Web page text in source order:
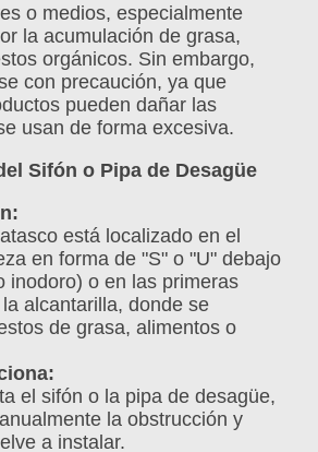
o medios, especialmente
la acumulación de grasa,
orgánicos. Sin embargo,
con precaución, ya que
pueden dañar las
usan de forma excesiva.
Sifón o Pipa de Desagüe
está localizado en el
en forma de "S" o "U" debajo
inodoro) o en las primeras
alcantarilla, donde se
de grasa, alimentos o
el sifón o la pipa de desagüe,
la obstrucción y
a instalar.